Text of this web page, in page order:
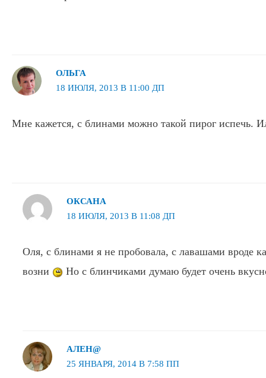
ОЛЬГА
18 ИЮЛЯ, 2013 В 11:00 ДП
Мне кажется, с блинами можно такой пирог испечь.
ОКСАНА
18 ИЮЛЯ, 2013 В 11:08 ДП
Оля, с блинами я не пробовала, с лавашами вроде
возни
Но с блинчиками думаю будет очень
АЛЕН@
25 ЯНВАРЯ, 2014 В 7:58 ПП